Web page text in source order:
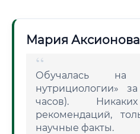
Мария Аксионова
Обучалась на
нутрициологии»
часов).
рекомендаций,
научные факты.